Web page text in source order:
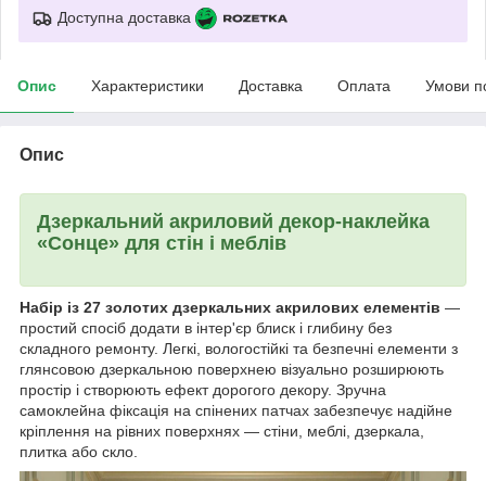
Доступна доставка
Опис Характеристики Доставка Оплата Умови
Опис
Дзеркальний акриловий декор-наклейка
«Сонце» для стін і меблів
Набір із 27 золотих дзеркальних акрилових елементів —
простий спосіб додати в інтер'єр блиск і глибину без
складного ремонту. Легкі, вологостійкі та безпечні елементи з
глянсовою дзеркальною поверхнею візуально розширюють
простір і створюють ефект дорогого декору. Зручна
самоклейна фіксація на спінених патчах забезпечує надійне
кріплення на рівних поверхнях — стіни, меблі, дзеркала,
плитка або скло.